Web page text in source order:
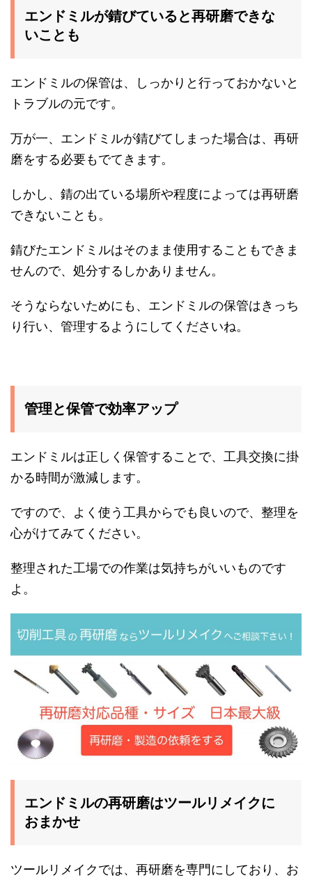
エンドミルが錆びていると再研磨できな
いことも
エンドミルの保管は、しっかりと行っておかないと
トラブルの元です。
万が一、エンドミルが錆びてしまった場合は、再研
磨をする必要もでてきます。
しかし、錆の出ている場所や程度によっては再研磨
できないことも。
錆びたエンドミルはそのまま使用することもできま
せんので、処分するしかありません。
そうならないためにも、エンドミルの保管はきっち
り行い、管理するようにしてくださいね。
管理と保管で効率アップ
エンドミルは正しく保管することで、工具交換に掛
かる時間が激減します。
ですので、よく使う工具からでも良いので、整理を
心がけてみてください。
整理された工場での作業は気持ちがいいものです
よ。
エンドミルの再研磨はツールリメイクに
おまかせ
ツールリメイクでは、再研磨を専門にしており、お